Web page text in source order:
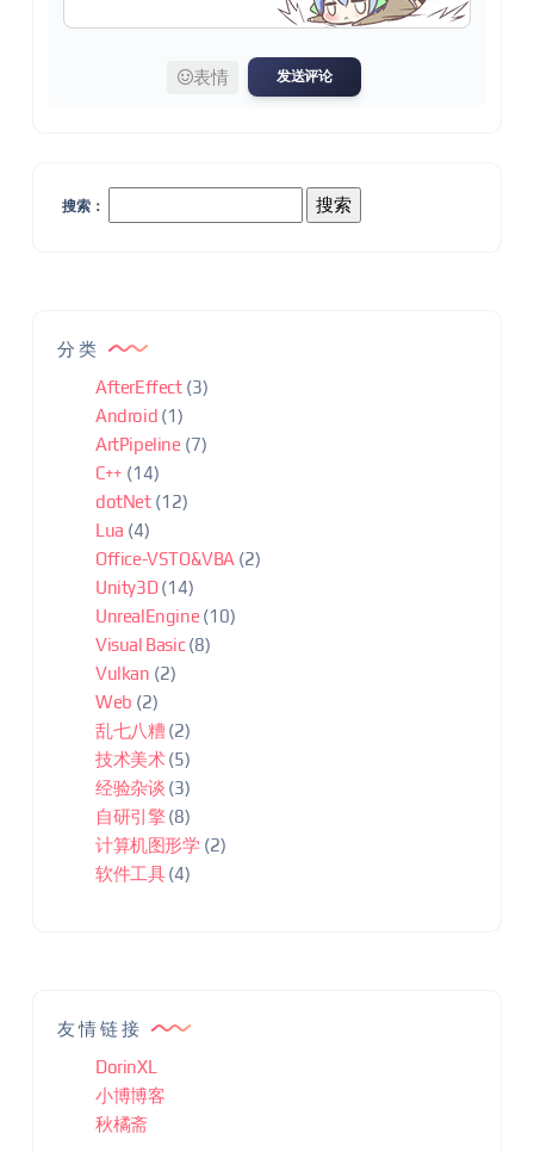
表情 发送评论
搜索：
分类
AfterEffect(3)
Android (1)
ArtPipeline (7)
C++ (14)
dotNet(12)
Lua (4)
Office-VSTO&VBA (2)
Unity3D(14)
UnrealEngine (10)
Visual Basic(8)
Vulkan (2)
Web (2)
乱七八糟(2)
技术美术(5)
经验杂谈 (3)
自研引擎 (8)
计算机图形学 (2)
软件工具(4)
友情链接
DorinXL
小博博客
秋橘斋